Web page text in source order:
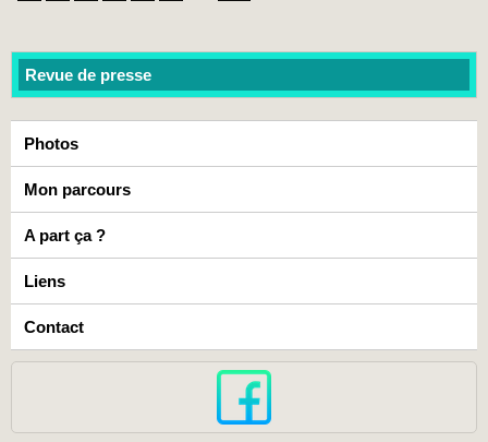
Revue de presse
Photos
Mon parcours
A part ça ?
Liens
Contact